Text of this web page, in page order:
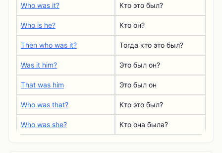
Who was it? Кто это был?
Who is he? Кто он?
Then who was it? Тогда кто это был?
Was it him? Это был он?
That was him Это был он
Who was that? Кто это был?
Who was she? Кто она была?